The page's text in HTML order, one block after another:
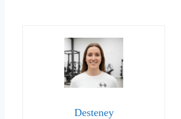
Desteney